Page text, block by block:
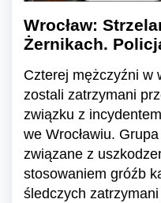
Wrocław:
Żernikach.
Czterej mężczyźni w
zostali zatrzymani
związku z
we Wrocławiu.
związane z
stosowaniem gróźb
śledczych